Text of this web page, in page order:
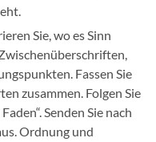
Sie, wo es Sinn
Fassen Sie
zusammen. Folgen Sie
Senden Sie nach
Ordnung und